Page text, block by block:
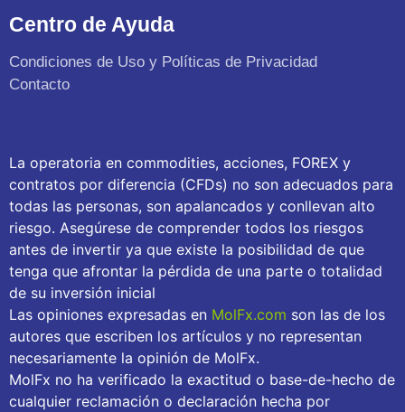
Centro de Ayuda
Condiciones de Uso y Políticas de Privacidad
Contacto
La operatoria en commodities, acciones, FOREX y
contratos por diferencia (CFDs) no son adecuados para
todas las personas, son apalancados y conllevan alto
riesgo. Asegúrese de comprender todos los riesgos
antes de invertir ya que existe la posibilidad de que
tenga que afrontar la pérdida de una parte o totalidad
de su inversión inicial
Las opiniones expresadas en MolFx.com son las de los
autores que escriben los artículos y no representan
necesariamente la opinión de MolFx.
MolFx no ha verificado la exactitud o base-de-hecho de
cualquier reclamación o declaración hecha por